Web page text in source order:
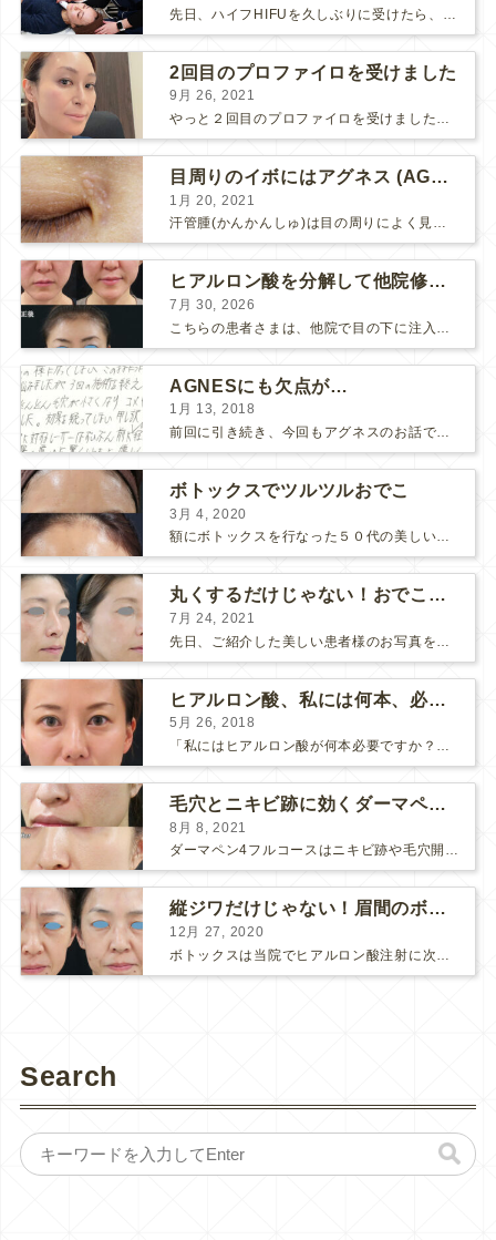
2回目のプロファイロを受けました
9月 26, 2021
やっと２回目のプロファイロを受けました。 ↑ 写真はプロファイロ翌日です。 この距離の写真では凹凸は映らないですし、 実物も、首がよく見ると凹凸が残っている位で、 それも３日で...
目周りのイボにはアグネス (AGNES）が効く！（ほぼ）ノーダウンタイムのイボ治療
1月 20, 2021
汗管腫(かんかんしゅ)は目の周りによく見られるいぼです。 以前は炭酸ガスレーザーでイボ組織を削って（蒸散とかアブレーションと言います）治療していました。 汗管腫は治療しても再発しやすい難治...
ヒアルロン酸を分解して他院修正（目の下のチンダル現象とその補正）
7月 30, 2026
AGNESにも欠点が…
1月 13, 2018
前回に引き続き、今回もアグネスのお話です。 AGNESはとっても良い治療である一方、 欠点もいくつかありますので、そちらもお話ししておきますね。 AGNESの欠点 1. ダウンタイム A...
ボトックスでツルツルおでこ
3月 4, 2020
額にボトックスを行なった５０代の美しい女性です。 エイジングとともに横ジワが目立つようになって、 キメが乱れてツヤが無くなってきます。 ボトックスを額に注射すると 横ジワが目立たなくな...
丸くするだけじゃない！おでこのヒアルロン酸注射
7月 24, 2021
ヒアルロン酸、私には何本、必要ですか？
5月 26, 2018
「私にはヒアルロン酸が何本必要ですか？」 診察の時によく聞かれますが、なかなか難しい質問です。 どこまでこだわってキレイにしたいかによって 使うヒアルロン酸の量が変わるからです。 前回もご紹介させ...
毛穴とニキビ跡に効くダーマペン４フルコース
8月 8, 2021
ダーマペン4フルコースはニキビ跡や毛穴開きで悩まれている方に自信を持ってお勧めできる美肌治療です。 ↑ ダーマペン4フルコースを4回行いました。 ニキビ跡と毛穴開きが改善して肌のキメが整いまし...
縦ジワだけじゃない！眉間のボトックス注射
12月 27, 2020
Search